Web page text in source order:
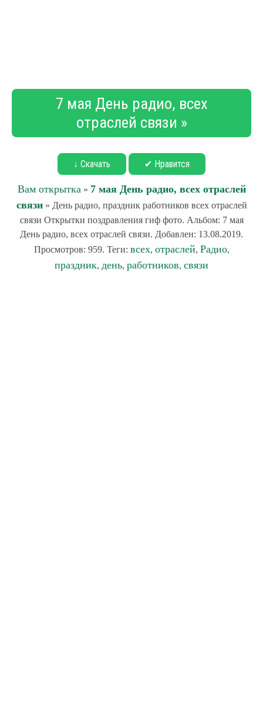
7 мая День радио, всех
отраслей связи »
↓ Скачать ✔ Нравится
Вам открытка » 7 мая День радио, всех отраслей
связи» День радио, праздник работников всех отраслей
связи Открытки поздравления гиф фото. Альбом: 7 мая
День радио, всех отраслей связи. Добавлен: 13.08.2019.
Просмотров: 959. Теги: всех, отраслей, Радио,
праздник, день, работников, связи